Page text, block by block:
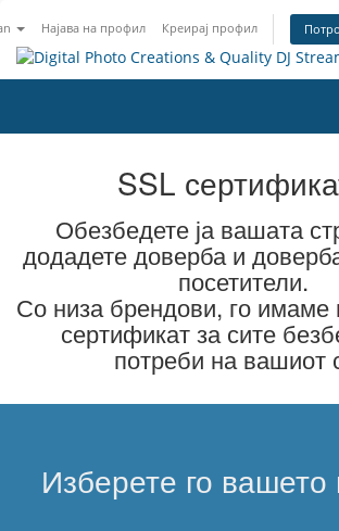
Најава на профил Креирај профил
SSL
Обезбедете ја вашата
додадете доверба и
посетители.
Со низа брендови, го имаме
сертификат за сите
потреби на вашиот
Изберете го вашето